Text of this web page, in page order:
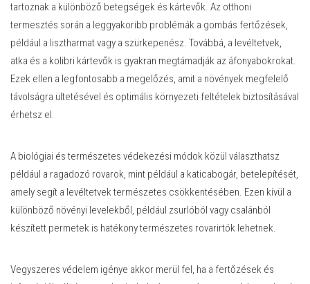
tartoznak a különböző betegségek és kártevők. Az otthoni
termesztés során a leggyakoribb problémák a gombás fertőzések,
például a lisztharmat vagy a szürkepenész. Továbbá, a levéltetvek,
atka és a kolibri kártevők is gyakran megtámadják az áfonyabokrokat.
Ezek ellen a legfontosabb a megelőzés, amit a növények megfelelő
távolságra ültetésével és optimális környezeti feltételek biztosításával
érhetsz el.
A biológiai és természetes védekezési módok közül választhatsz
például a ragadozó rovarok, mint például a katicabogár, betelepítését,
amely segít a levéltetvek természetes csökkentésében. Ezen kívül a
különböző növényi levelekből, például zsurlóból vagy csalánból
készített permetek is hatékony természetes rovarirtók lehetnek.
Vegyszeres védelem igénye akkor merül fel, ha a fertőzések és